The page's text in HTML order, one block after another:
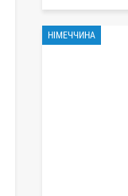
НІМЕЧЧИНА